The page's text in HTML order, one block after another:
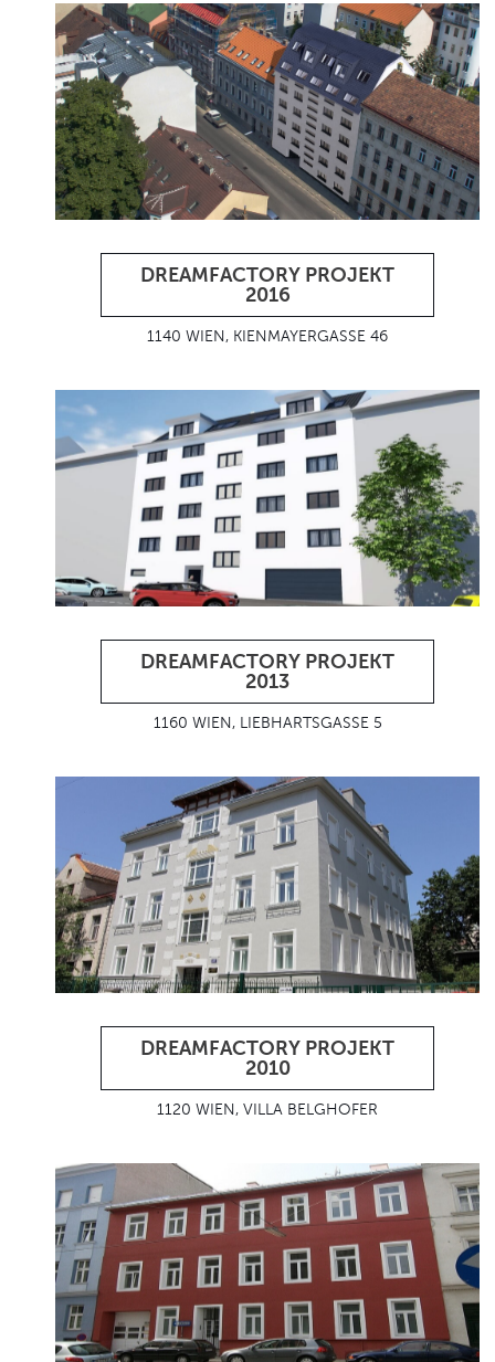
DREAMFACTORY PROJEKT
2016
1140 WIEN, KIENMAYERGASSE 46
DREAMFACTORY PROJEKT
2013
1160 WIEN, LIEBHARTSGASSE 5
DREAMFACTORY PROJEKT
2010
1120 WIEN, VILLA BELGHOFER